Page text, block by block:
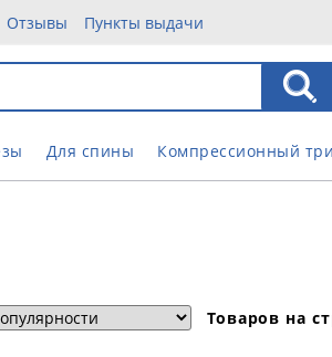
Отзывы Пункты выдачи
Для спины Компрессионный
Товаров на